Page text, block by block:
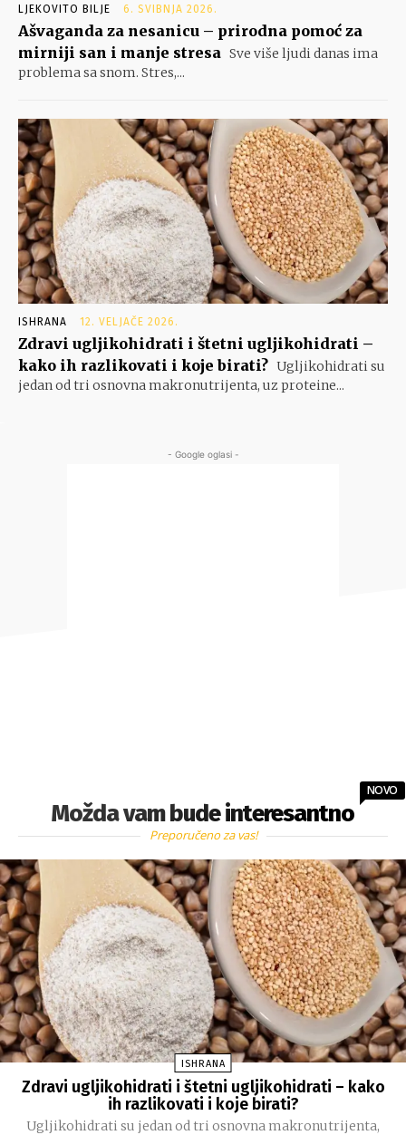
LJEKOVITO BILJE 6. SVIBNJA 2026.
Ašvaganda za nesanicu – prirodna pomoć za
mirniji san i manje stresa Sve više ljudi danas ima
problema sa snom. Stres,...
ISHRANA 12. VELJAČE 2026.
Zdravi ugljikohidrati i štetni ugljikohidrati –
kako ih razlikovati i koje birati? Ugljikohidrati su
jedan od tri osnovna makronutrijenta, uz proteine...
- Google oglasi -
Možda vam bude interesantno
NOVO
Preporučeno za vas!
ISHRANA
Zdravi ugljikohidrati i štetni ugljikohidrati – kako
ih razlikovati i koje birati?
Ugljikohidrati su jedan od tri osnovna makronutrijenta,